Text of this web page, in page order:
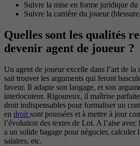
Suivre la mise en forme juridique du
Suivre la carrière du joueur
Quelles sont les qualités
devenir agent de joueur ?
Un agent de joueur excelle dans l’art de la
sait trouver les arguments qui feront
faveur. Il adapte son langage, et son
interlocuteur. Rigoureux, il maîtrise
droit indispensables pour formaliser un
en droit sont poussées et à mettre à jour
l’évolution des textes de Loi. A l’aise
a un solide bagage pour négocier, calculer
salaires, etc.